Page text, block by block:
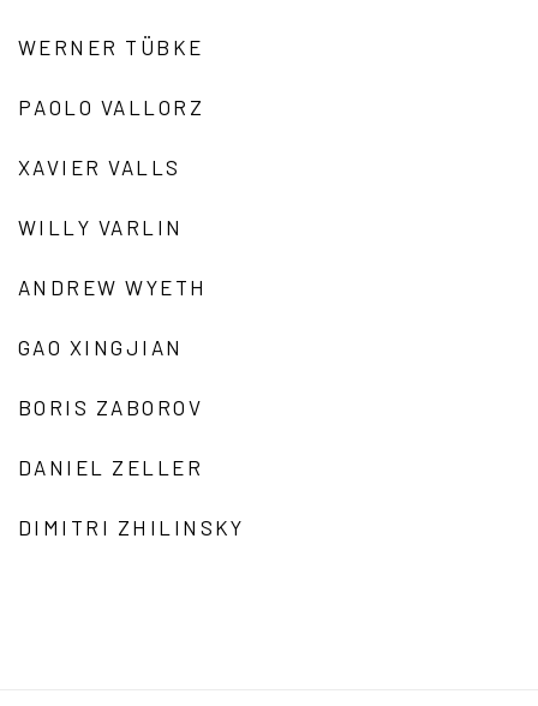
WERNER TÜBKE
PAOLO VALLORZ
XAVIER VALLS
WILLY VARLIN
ANDREW WYETH
GAO XINGJIAN
BORIS ZABOROV
DANIEL ZELLER
DIMITRI ZHILINSKY